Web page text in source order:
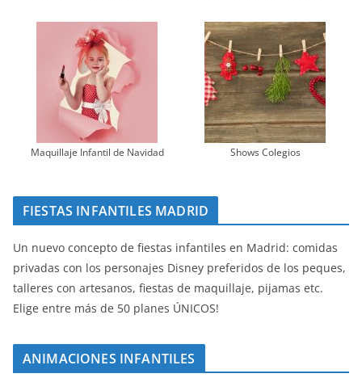
Maquillaje Infantil de Navidad Shows Colegios
FIESTAS INFANTILES MADRID
Un nuevo concepto de fiestas infantiles en Madrid: comidas
privadas con los personajes Disney preferidos de los peques,
talleres con artesanos, fiestas de maquillaje, pijamas etc.
Elige entre más de 50 planes ÚNICOS!
ANIMACIONES INFANTILES